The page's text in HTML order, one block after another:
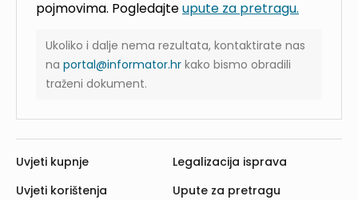
pojmovima. Pogledajteupute za pretragu.
Ukoliko i dalje nema rezultata, kontaktirate nas
na portal@informator.hr kako bismo obradili
traženi dokument.
Uvjeti kupnje
Uvjeti korištenja
Legalizacija isprava
Upute za pretragu